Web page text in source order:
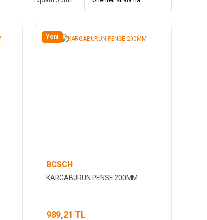
Yeni
BOSCH
KARGABURUN PENSE 200MM
989,21 TL